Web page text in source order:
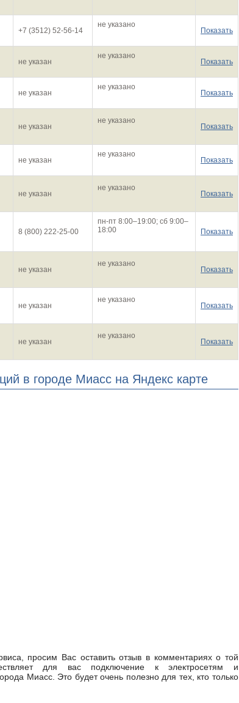
+7 (3512) 52-56-14
не указано
Показать
не указан
не указано
Показать
не указан
не указано
Показать
не указан
не указано
Показать
не указан
не указано
Показать
не указан
не указано
Показать
8 (800) 222-25-00
пн-пт 8:00–19:00; сб 9:00–
18:00
Показать
не указан
не указано
Показать
не указан
не указано
Показать
не указан
не указано
Показать
в городе Миасс на Яндекс карте
просим Вас оставить отзыв в комментариях о той
для вас подключение к электросетям и
Миасс. Это будет очень полезно для тех, кто только